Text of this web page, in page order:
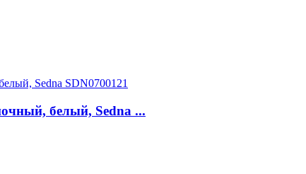
белый, Sedna ...